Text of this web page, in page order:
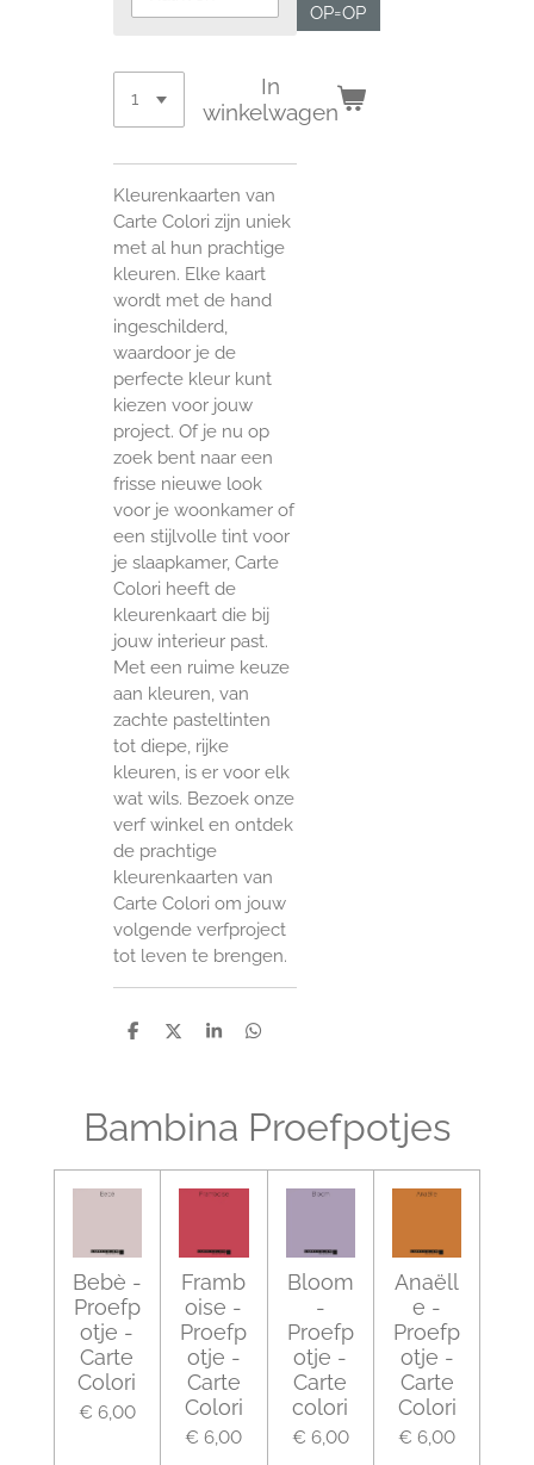
OP=OP
In
winkelwagen
Kleurenkaarten van
Carte Colori zijn uniek
met al hun prachtige
kleuren. Elke kaart
wordt met de hand
ingeschilderd,
waardoor je de
perfecte kleur kunt
kiezen voor jouw
project. Of je nu op
zoek bent naar een
frisse nieuwe look
voor je woonkamer of
een stijlvolle tint voor
je slaapkamer, Carte
Colori heeft de
kleurenkaart die bij
jouw interieur past.
Met een ruime keuze
aan kleuren, van
zachte pasteltinten
tot diepe, rijke
kleuren, is er voor elk
wat wils. Bezoek onze
verf winkel en ontdek
de prachtige
kleurenkaarten van
Carte Colori om jouw
volgende verfproject
tot leven te brengen.
D
D
S
D
Bambina Proefpotjes
Bebè -
Proefp
otje -
Carte
Colori
€ 6,00
Framb
oise -
Proefp
otje -
Carte
Colori
€ 6,00
Bloom
-
Proefp
otje -
Carte
colori
€ 6,00
Anaëll
e -
Proefp
otje -
Carte
Colori
€ 6,00